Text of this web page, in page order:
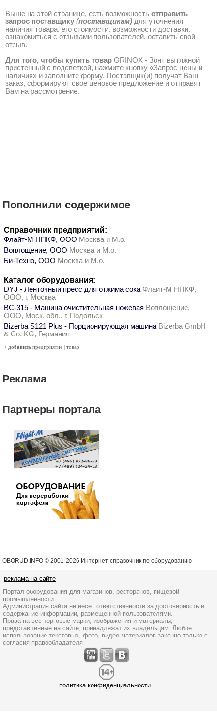
Выше на этой странице, есть возможность отправить
запрос поставщику (поставщикам) для уточнения
наличия товара, его стоимости, возможности доставки,
ознакомиться с отзывами пользователей, оставить свой
отзыв.
Для того, чтобы купить товар GRINOX - Зонт вытяжной
пристенный с подсветкой, нажмите кнопку «Запрос цены и
наличия» и заполните форму. Поставщик(и) получат Ваш
заказ, сформируют свое ценовое предложение и отправят
Вам на рассмотрение.
Пополнили содержимое
Справочник предприятий:
Флайт-М НПКФ, ООО Москва и М.о.
Воплощение, ООО Москва и М.о.
Би-Техно, ООО Москва и М.о.
Каталог оборудования:
DYJ - Ленточный пресс для отжима сока Флайт-М НПКФ,
ООО, г. Москва
ВС-315 - Машина очистительная ножевая Воплощение,
ООО, Моск. обл., г. Подольск
Bizerba S121 Plus - Порционирующая машина Bizerba GmbH
& Co. KG, Германия
+ добавить предприятие | товар
Реклама
Партнеры портала
OBORUD.INFO © 2001-2026 Интернет-справочник по оборудованию
реклама на сайте
Портал оборудования для магазинов, ресторанов, пищевой
промышленности
Администрация сайта не несет ответственности за достоверность и
содержание информации, размещенной пользователями.
Права на все торговые марки, изображения и материалы,
представленные на сайте, принадлежат их владельцам. Любое
использование текстовых, фото, видео материалов законно только с
согласия правообладателя
политика конфиденциальности